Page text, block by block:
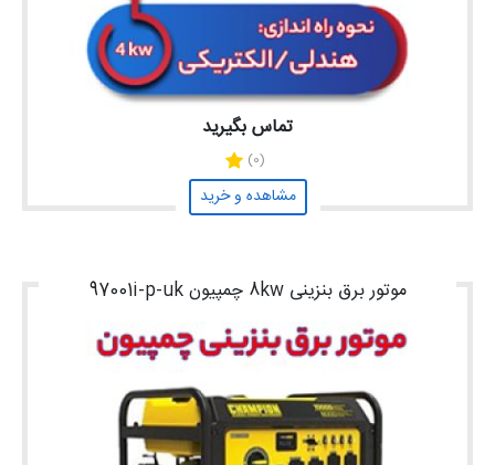
تماس بگیرید
(0)
مشاهده و خرید
موتور برق بنزینی 8kw چمپیون 97001i-p-uk